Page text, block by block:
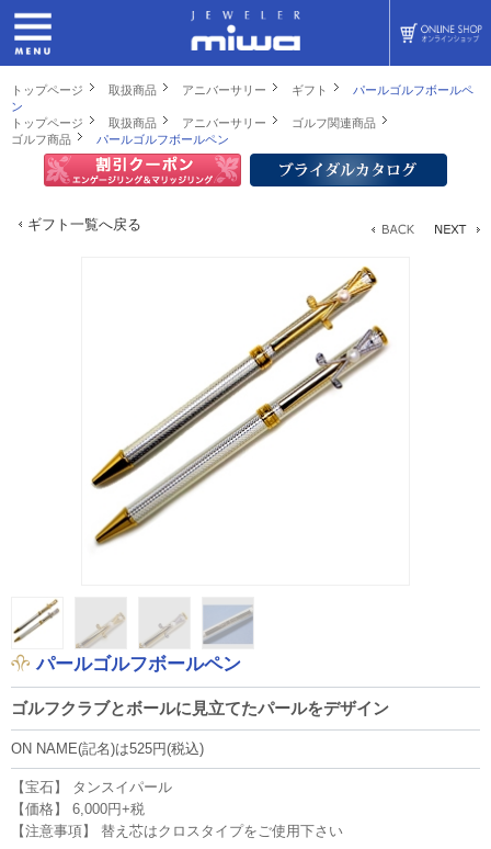
トップページ 取扱商品 アニバーサリー ギフト
パールゴルフボールペ
ン
トップページ
取扱商品 アニバーサリー
ゴルフ関連商品
ゴルフ商品
パールゴルフボールペン
ギフト一覧へ戻る
パールゴルフボールペン
ゴルフクラブとボールに見立てたパールをデザイン
ON NAME(記名)は525円(税込)
【宝石】 タンスイパール
【価格】 6,000円+税
【注意事項】 替え芯はクロスタイプをご使用下さい